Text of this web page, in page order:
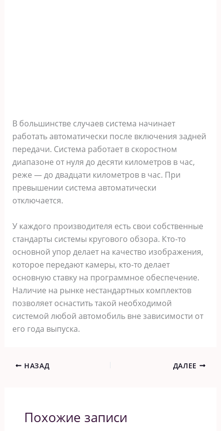
В большинстве случаев система начинает
работать автоматически после включения задней
передачи. Система работает в скоростном
диапазоне от нуля до десяти километров в час,
реже — до двадцати километров в час. При
превышении система автоматически
отключается.
У каждого производителя есть свои собственные
стандарты системы кругового обзора. Кто-то
основной упор делает на качество изображения,
которое передают камеры, кто-то делает
основную ставку на программное обеспечение.
Наличие на рынке нестандартных комплектов
позволяет оснастить такой необходимой
системой любой автомобиль вне зависимости от
его года выпуска.
НАЗАД ДАЛЕЕ
Похожие записи